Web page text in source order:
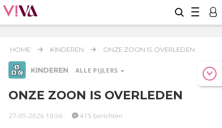
HOME KINDEREN ONZE ZOON IS OVERLEDEN
KINDEREN ALLE PIJLERS
Relaties Werk & Studie Geld & Recht
ONZE ZOON IS OVERLEDEN
27-05-2026 10:56 415 berichten